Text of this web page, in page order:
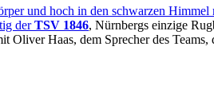
und hoch in den schwarzen
derTSV 1846, Nürnbergs einzige
Haas, dem Sprecher des